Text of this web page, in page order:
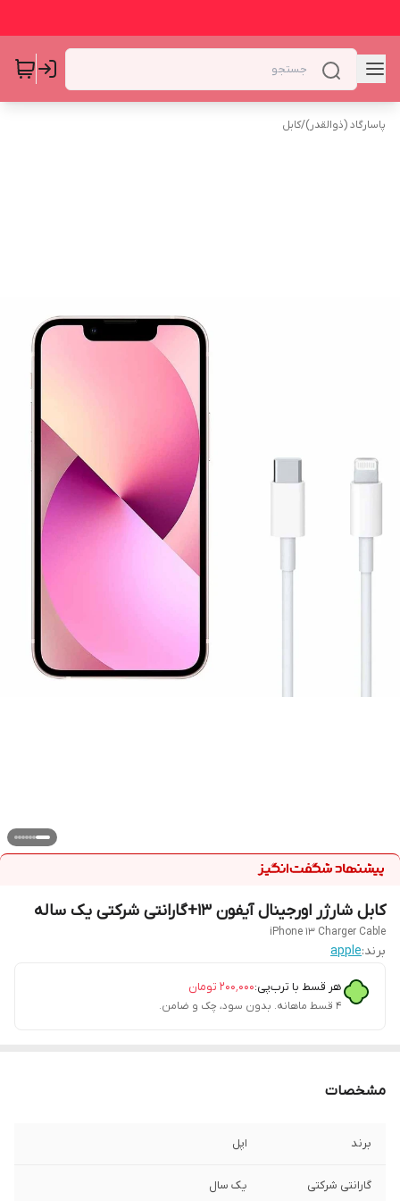
پاسارگاد (ذوالقدر)/کابل
کابل شارژر اورجینال آیفون 13+گارانتی شرکتی یک ساله
iPhone 13 Charger Cable
برند:apple
هر قسط با ترب‌پی:۲۰۰٬۰۰۰ تومان
۴ قسط ماهانه. بدون سود، چک و ضامن.
مشخصات
برند اپل
گارانتی شرکتی یک سال